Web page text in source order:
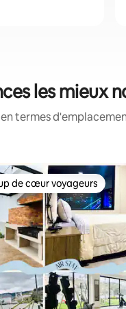
les mieux
termes
de cœur voyageurs
de cœur voyageurs